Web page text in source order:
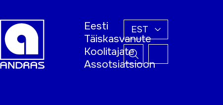
Eesti
Täiskasvanute
Koolitajate
Assotsiatsioon
EST